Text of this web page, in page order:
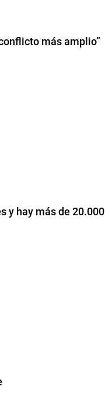
más amplio”
y hay más de 20.000